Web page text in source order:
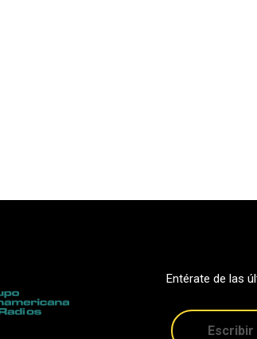
Entérate de las